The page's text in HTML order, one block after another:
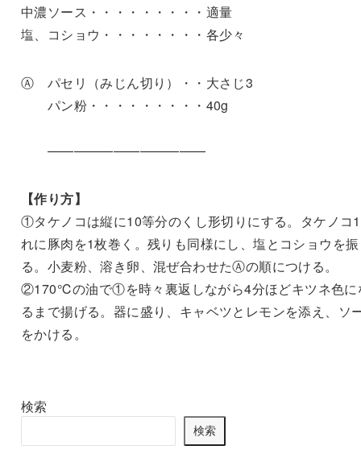
中濃ソース・・・・・・・・・適量
塩、コショウ・・・・・・・・各少々
Ⓐ パセリ（みじん切り）・・大さじ3
パン粉・・・・・・・・・40g
————————————
【作り方】
①タケノコは縦に10等分のくし形切りにする。タケノコ
れに豚肉を1枚巻く。残りも同様にし、塩とコショウを振
る。小麦粉、溶き卵、混ぜ合わせたⒶの順につける。
②170℃の油で①を時々裏返しながら4分ほどキツネ色に
るまで揚げる。器に盛り、キャベツとレモンを添え、ソ
をかける。
検索
検索